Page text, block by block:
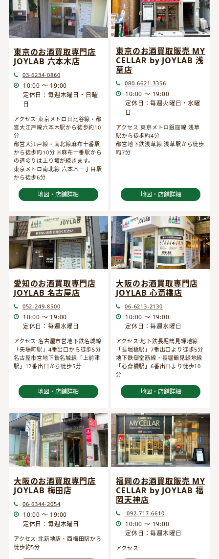
東京のお酒買取専門店
JOYLAB 六本木店
03-6234-0860
10:00 ～ 19:00
定休日：毎週木曜日・日曜
日
アクセス:東京メトロ日比谷線・都
営大江戸線六本木駅から徒歩約10
分
都営大江戸線・南北線麻布十番駅
から徒歩約10分 ※麻布十番駅から
の道のりは上り坂が続きます。
東京メトロ南北線 六本木一丁目駅
から徒歩6分
地図・店舗詳細
東京のお酒買取販売 MY
CELLAR by JOYLAB 浅
草店
080-6621-3356
10:00 ～ 19:00
定休日：毎週火曜日・水曜
日
アクセス:東京メトロ銀座線 浅草
駅から徒歩約4分
都営地下鉄浅草線 浅草駅から徒歩
約7分
地図・店舗詳細
愛知のお酒買取専門店
JOYLAB 名古屋店
052-249-8500
10:00 ～ 19:00
定休日：毎週水曜日
アクセス:名古屋市営地下鉄名城線
「矢場町駅」4番出口から徒歩5分
名古屋市営地下鉄名城線「上前津
駅」12番出口から徒歩5分
地図・店舗詳細
大阪のお酒買取専門店
JOYLAB 心斎橋店
06-6213-2130
10:00 ～ 19:00
定休日：毎週水曜日
アクセス:地下鉄長堀鶴見緑地線
「長堀橋駅」7番出口より徒歩5分
地下鉄御堂筋線・長堀鶴見緑地線
「心斎橋駅」6番出口より徒歩10
分
地図・店舗詳細
大阪のお酒買取専門店
JOYLAB 梅田店
06-6344-2054
10:00 ～ 19:00
定休日：毎週木曜日
アクセス:北新地駅・西梅田駅から
徒歩約5分
福岡のお酒買取販売 MY
CELLAR by JOYLAB 福
岡天神店
092-717-6610
10:00 ～ 19:00
定休日：毎週木曜日
アクセス: